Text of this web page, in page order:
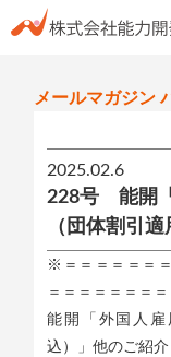
お知らせ
HOME
メールマガジン
2025.02.6
228号 能開
（団体割引
※＝＝＝＝＝＝
＝＝＝＝＝＝＝
能開「外国人
込）」他のご紹介